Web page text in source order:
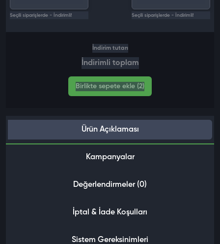
Seçili siparişlerde - İndirimli! Seçili siparişlerde - İndirimli!
İndirim tutarı
İndirimli toplam
Birlikte sepete ekle (2)
Ürün Açıklaması
Kampanyalar
Değerlendirmeler (0)
İptal & İade Koşulları
Sistem Gereksinimleri